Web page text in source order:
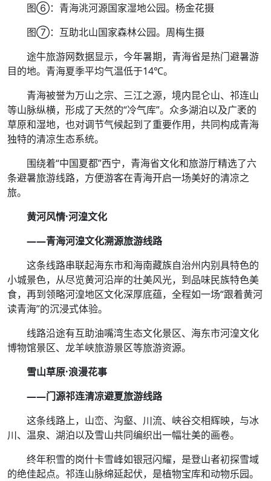
图⑥：青海洮河源国家湿地公园。杨金花摄
图⑦：互助北山国家森林公园。周梅生摄
途牛旅游网数据显示，今年暑期，青海省是热门避暑游
目的地。青海夏季平均气温低于14℃。
青海被誉为万山之宗、三江之源，境内昆仑山、祁连山
等山脉纵横，形成了天然的“冷气库”。众多湖泊以及广袤的
草原和湿地，也对调节气候起到了重要作用，共同构成青海
独特的清凉生态系统。
围绕着“中国夏都”西宁，青海省文化和旅游厅精选了六
条避暑旅游线路，方便游客在青海开启一场美好的清凉之
旅。
黄河风情·河湟文化
——青海河湟文化溯源旅游线路
这条线路串联起海东市和海南藏族自治州内别具特色的
小城景色，从尽览黄河沿岸的壮美风光，到品味民族特色美
食，再到领略河湟地区文化深厚底蕴，全程如一场“跟着黄河
读青海”的沉浸式体验。
线路沿途有互助油嘴湾生态文化景区、海东市河湟文化
博物馆景区、龙羊峡旅游景区等旅游资源。
雪山草原·浪漫花事
——门源祁连清凉避夏旅游线路
这条线路上，山峦、沟壑、川流、峡谷交相辉映，与冰
川、温泉、湖泊以及雪山共同编织出一幅壮美的画卷。
终年积雪的岗什卡雪峰如银冠闪耀，是登山者初探雪域
的绝佳起点。祁连山脉绵延起伏，是植物宝库和动物乐园。